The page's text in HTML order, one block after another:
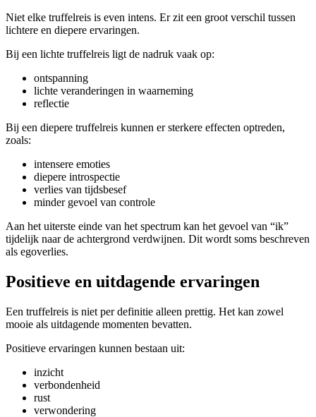
Niet elke truffelreis is even intens. Er zit een groot verschil tussen
lichtere en diepere ervaringen.
Bij een lichte truffelreis ligt de nadruk vaak op:
ontspanning
lichte veranderingen in waarneming
reflectie
Bij een diepere truffelreis kunnen er sterkere effecten optreden,
zoals:
intensere emoties
diepere introspectie
verlies van tijdsbesef
minder gevoel van controle
Aan het uiterste einde van het spectrum kan het gevoel van “ik”
tijdelijk naar de achtergrond verdwijnen. Dit wordt soms beschreven
als egoverlies.
Positieve en uitdagende ervaringen
Een truffelreis is niet per definitie alleen prettig. Het kan zowel
mooie als uitdagende momenten bevatten.
Positieve ervaringen kunnen bestaan uit:
inzicht
verbondenheid
rust
verwondering